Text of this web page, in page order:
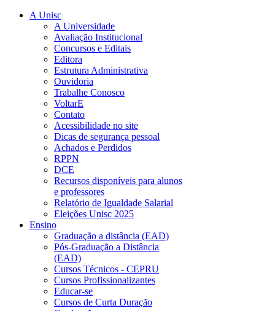
A Unisc
A Universidade
Avaliação Institucional
Concursos e Editais
Editora
Estrutura Administrativa
Ouvidoria
Trabalhe Conosco
VoltarE
Contato
Acessibilidade no site
Dicas de segurança pessoal
Achados e Perdidos
RPPN
DCE
Recursos disponíveis para alunos
e professores
Relatório de Igualdade Salarial
Eleições Unisc 2025
Ensino
Graduação a distância (EAD)
Pós-Graduação a Distância
(EAD)
Cursos Técnicos - CEPRU
Cursos Profissionalizantes
Educar-se
Cursos de Curta Duração